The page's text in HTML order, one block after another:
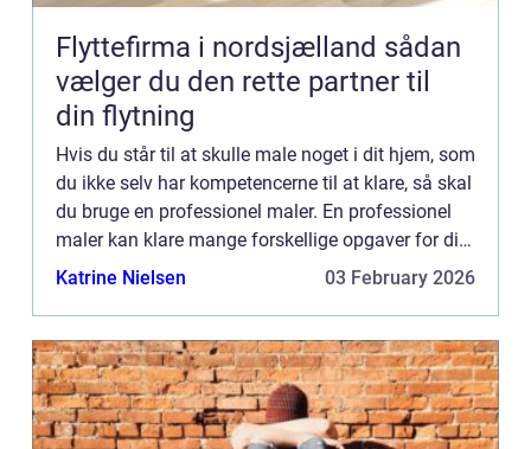
Flyttefirma i nordsjælland sådan
vælger du den rette partner til
din flytning
Hvis du står til at skulle male noget i dit hjem, som
du ikke selv har kompetencerne til at klare, så skal
du bruge en professionel maler. En professionel
maler kan klare mange forskellige opgaver for dig
i forbindelse med husrenovering eller hvis du...
Katrine Nielsen 03 February 2026